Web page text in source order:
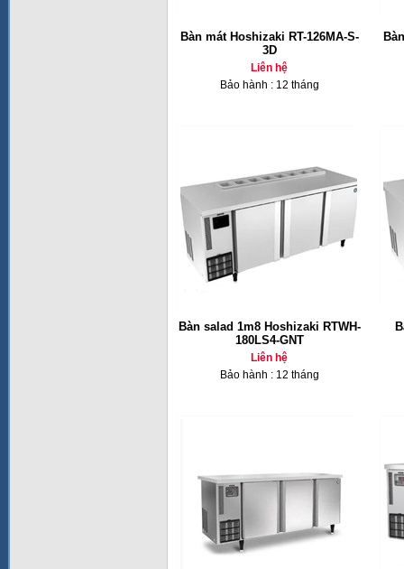
Bàn mát Hoshizaki RT-126MA-S-
3D
Liên hệ
Bảo hành : 12 tháng
Bàn salad 1m8 Hoshizaki RTWH-
180LS4-GNT
Liên hệ
Bảo hành : 12 tháng